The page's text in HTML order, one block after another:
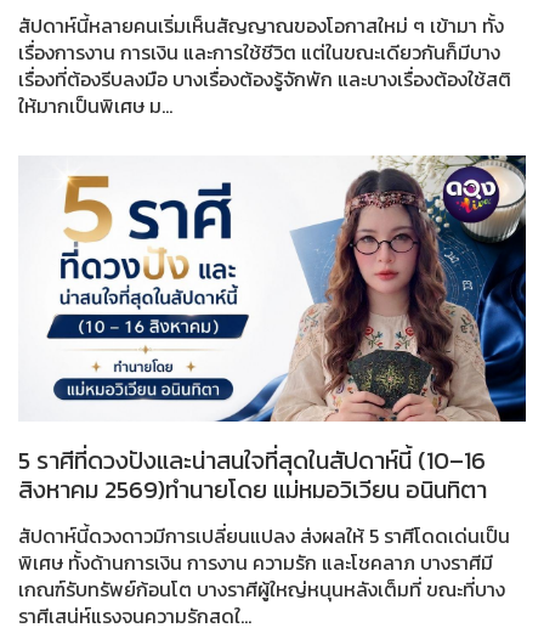
สัปดาห์นี้หลายคนเริ่มเห็นสัญญาณของโอกาสใหม่ ๆ เข้ามา ทั้ง
เรื่องการงาน การเงิน และการใช้ชีวิต แต่ในขณะเดียวกันก็มีบาง
เรื่องที่ต้องรีบลงมือ บางเรื่องต้องรู้จักพัก และบางเรื่องต้องใช้สติ
ให้มากเป็นพิเศษ ม...
5 ราศีที่ดวงปังและน่าสนใจที่สุดในสัปดาห์นี้ (10–16
สิงหาคม 2569)ทำนายโดย แม่หมอวิเวียน อนินทิตา
สัปดาห์นี้ดวงดาวมีการเปลี่ยนแปลง ส่งผลให้ 5 ราศีโดดเด่นเป็น
พิเศษ ทั้งด้านการเงิน การงาน ความรัก และโชคลาภ บางราศีมี
เกณฑ์รับทรัพย์ก้อนโต บางราศีผู้ใหญ่หนุนหลังเต็มที่ ขณะที่บาง
ราศีเสน่ห์แรงจนความรักสดใ...